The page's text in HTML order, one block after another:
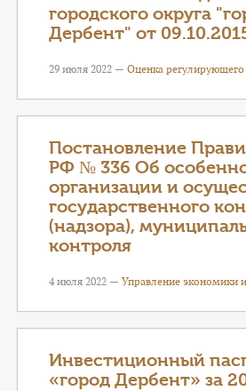
городского округа
Дербент" от
29 июля 2022 — Оценка регулирующего
Постановление
РФ № 336 Об
организации и
государственного
(надзора),
контроля
4 июля 2022 — Управление экономики
Инвестиционный
«город Дербент» за